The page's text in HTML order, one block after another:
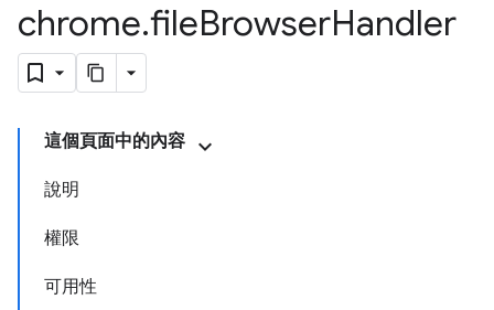
chrome.fileBrowserHandler
這個頁面中的內容
說明
權限
可用性